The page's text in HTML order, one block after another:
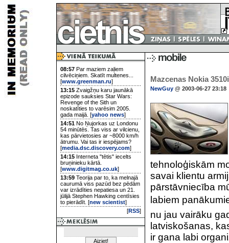
08:57 Par maziem zaļiem
cilvēciņiem. Skatīt multenes...
[www.greenman.ru]
13:15 Zvaigžņu karu jaunākā
epizode sauksies Star Wars:
Revenge of the Sith un
noskatīties to varēsim 2005.
gada maijā. [yahoo news]
14:51 No Ņujorkas uz Londonu
54 minūtēs. Tas viss ar vilcienu,
kas pārvietosies ar ~8000 km/h
ātrumu. Vai tas ir iespējams?
[media.dsc.discovery.com]
14:15 Interneta "tētis" iecelts
bruņinieku kārtā.
[www.digitmag.co.uk]
13:59 Teorija par to, ka melnajā
caurumā viss pazūd bez pēdām
var izrādīties nepatiesa un 21.
jūlijā Stephen Hawking centīsies
to pierādīt. [new scientist]
[RSS]
Mazcenas Nokia
NewGuy @ 2003-06-27 23:18
tehnoloģiskām
savai klientu
pārstāvniecība
labiem
nu jau vairāku
latviskošanas,
ir gana labi